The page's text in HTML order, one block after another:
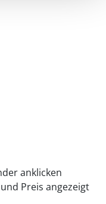
anklicken
Preis angezeigt